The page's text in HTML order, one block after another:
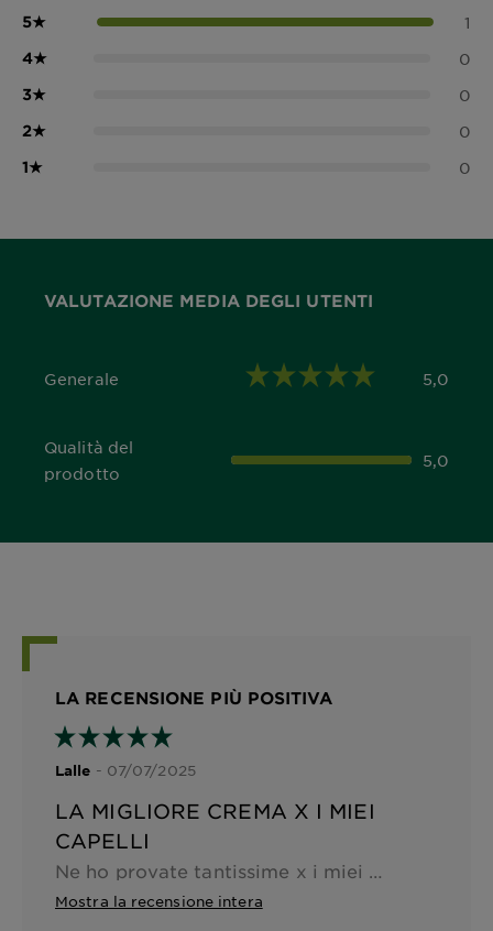
5★ 1
4★ 0
3★ 0
2★ 0
1★ 0
VALUTAZIONE MEDIA DEGLI UTENTI
Generale
5,0 out of 5 stars 5,0
Qualità del
prodotto
5,0 out of 5 stars 5,0
LA RECENSIONE PIÙ POSITIVA
Lalle - 07/07/2025
LA MIGLIORE CREMA X I MIEI
CAPELLI
Ne ho provate tantissime x i miei capelli ricci ma nessun prodotto batte questa crema: lascia i capelli morbidi e soprattutto assolutamente non appesantiti. Semplicemente FANTASTICA!!
Mostra la recensione intera